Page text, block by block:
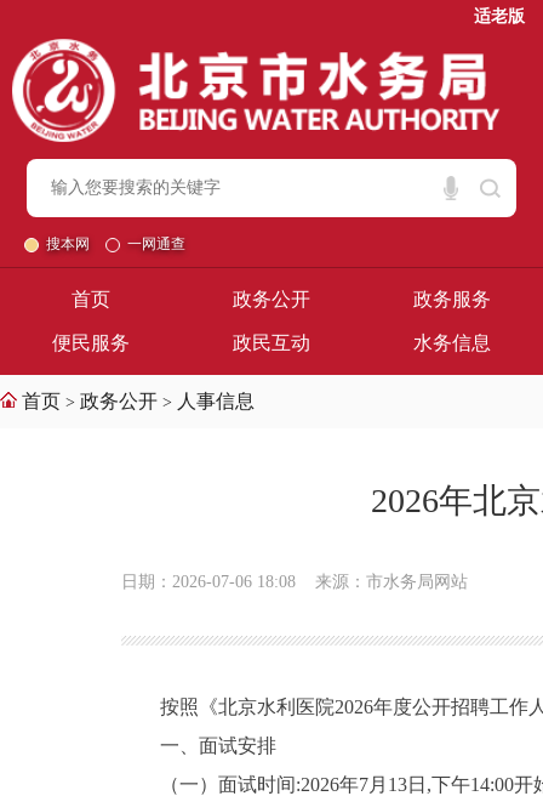
适老版
搜本网 一网通查
首页 政务公开 政务服务
便民服务 政民互动 水务信息
首页 > 政务公开 > 人事信息
2026年北
日期：2026-07-06 18:08 来源：市水务局网站
按照《北京水利医院2026年度公开招聘工作
一、面试安排
（一）面试时间:2026年7月13日,下午14:00开